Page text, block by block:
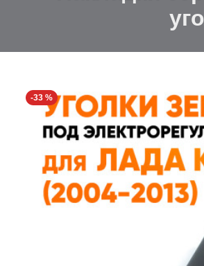
-33 %